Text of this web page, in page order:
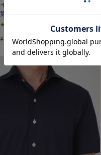
イタリアンカラー・ボタンダウン・
第一ボタンあり
¥ 8,800 税込